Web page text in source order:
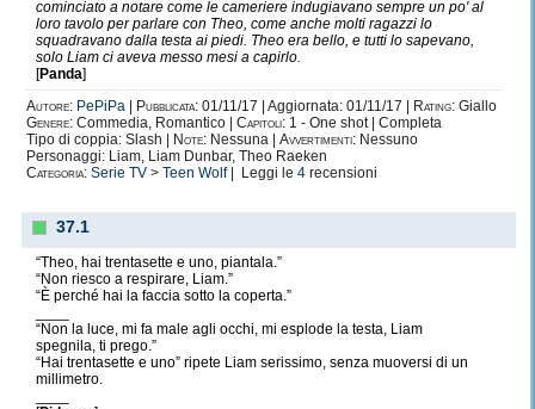
cominciato a notare come le cameriere indugiavano sempre un po' al
loro tavolo per parlare con Theo, come anche molti ragazzi lo
squadravano dalla testa ai piedi. Theo era bello, e tutti lo sapevano,
solo Liam ci aveva messo mesi a capirlo.
[Panda]
Autore: PePiPa Pubblicata: 01/11/17 | Aggiornata: 01/11/17 | Rating: Giallo
Genere: Commedia, Romantico | Capitoli: 1 - One shot | Completa
Tipo di coppia: Slash |
Note: Nessuna | Avvertimenti: Nessuno
Personaggi: Liam, Liam Dunbar, Theo Raeken
Categoria: Serie TV > Teen Wolf| Leggi le 4 recensioni
37.1
“Theo, hai trentasette e uno, piantala.”
“Non riesco a respirare, Liam.”
“È perché hai la faccia sotto la coperta.”
“Non la luce, mi fa male agli occhi, mi esplode la testa, Liam
spegnila, ti prego.”
“Hai trentasette e uno” ripete Liam serissimo, senza muoversi di un
millimetro.